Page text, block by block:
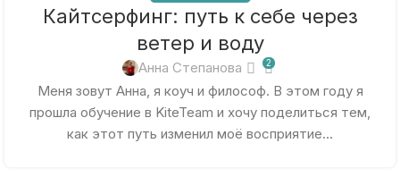
Кайтсерфинг: путь к себе через
ветер и воду
Анна Степанова 2
Меня зовут Анна, я коуч и философ. В этом году я
прошла обучение в KiteTeam и хочу поделиться тем,
как этот путь изменил моё восприятие...